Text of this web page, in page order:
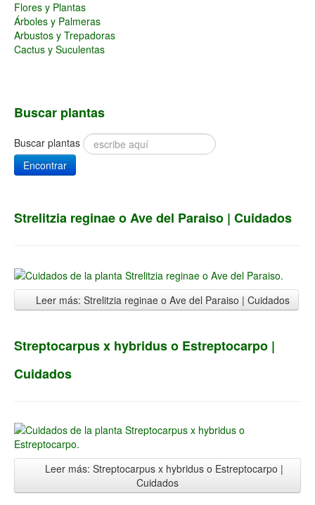
Flores y Plantas
Árboles y Palmeras
Arbustos y Trepadoras
Cactus y Suculentas
Buscar plantas
Buscar plantas
Encontrar
Strelitzia reginae o Ave del Paraiso | Cuidados
Leer más: Strelitzia reginae o Ave del Paraiso | Cuidados
Streptocarpus x hybridus o Estreptocarpo |
Cuidados
Leer más: Streptocarpus x hybridus o Estreptocarpo |
Cuidados